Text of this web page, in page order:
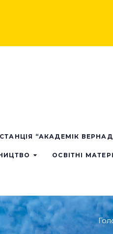
СТАНЦІЯ “АКАДЕМІК
ОСВІТНІ